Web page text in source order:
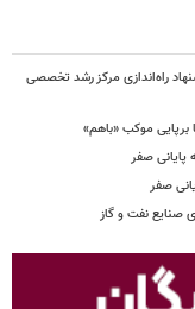
راه‌اندازی مرکز رشد تخصصی
برپایی موکب «باهم»
صفر